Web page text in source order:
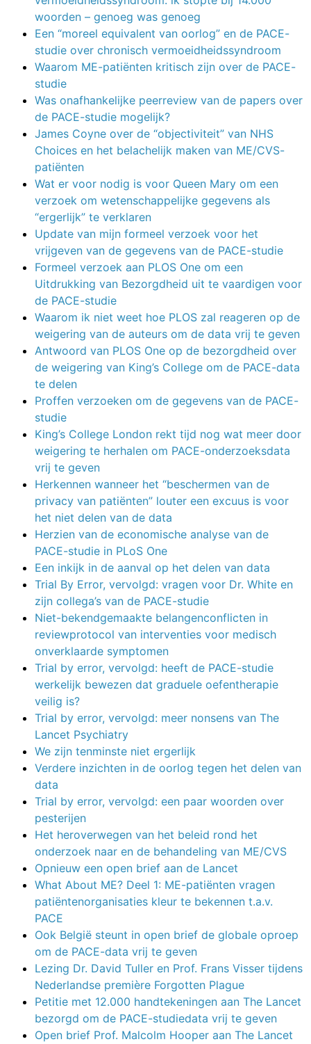
woorden – genoeg was genoeg
Een “moreel equivalent van oorlog” en de PACE-
studie over chronisch vermoeidheidssyndroom
Waarom ME-patiënten kritisch zijn over de PACE-
studie
Was onafhankelijke peerreview van de papers over
de PACE-studie mogelijk?
James Coyne over de “objectiviteit” van NHS
Choices en het belachelijk maken van ME/CVS-
patiënten
Wat er voor nodig is voor Queen Mary om een
verzoek om wetenschappelijke gegevens als
“ergerlijk” te verklaren
Update van mijn formeel verzoek voor het
vrijgeven van de gegevens van de PACE-studie
Formeel verzoek aan PLOS One om een
Uitdrukking van Bezorgdheid uit te vaardigen voor
de PACE-studie
Waarom ik niet weet hoe PLOS zal reageren op de
weigering van de auteurs om de data vrij te geven
Antwoord van PLOS One op de bezorgdheid over
de weigering van King’s College om de PACE-data
te delen
Proffen verzoeken om de gegevens van de PACE-
studie
King’s College London rekt tijd nog wat meer door
weigering te herhalen om PACE-onderzoeksdata
vrij te geven
Herkennen wanneer het “beschermen van de
privacy van patiënten” louter een excuus is voor
het niet delen van de data
Herzien van de economische analyse van de
PACE-studie in PLoS One
Een inkijk in de aanval op het delen van data
Trial By Error, vervolgd: vragen voor Dr. White en
zijn collega’s van de PACE-studie
Niet-bekendgemaakte belangenconflicten in
reviewprotocol van interventies voor medisch
onverklaarde symptomen
Trial by error, vervolgd: heeft de PACE-studie
werkelijk bewezen dat graduele oefentherapie
veilig is?
Trial by error, vervolgd: meer nonsens van The
Lancet Psychiatry
We zijn tenminste niet ergerlijk
Verdere inzichten in de oorlog tegen het delen van
data
Trial by error, vervolgd: een paar woorden over
pesterijen
Het heroverwegen van het beleid rond het
onderzoek naar en de behandeling van ME/CVS
Opnieuw een open brief aan de Lancet
What About ME? Deel 1: ME-patiënten vragen
patiëntenorganisaties kleur te bekennen t.a.v.
PACE
Ook België steunt in open brief de globale oproep
om de PACE-data vrij te geven
Lezing Dr. David Tuller en Prof. Frans Visser tijdens
Nederlandse première Forgotten Plague
Petitie met 12.000 handtekeningen aan The Lancet
bezorgd om de PACE-studiedata vrij te geven
Open brief Prof. Malcolm Hooper aan The Lancet